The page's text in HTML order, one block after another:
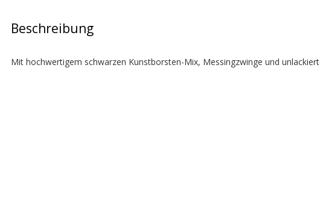
Beschreibung
Mit hochwertigem schwarzen Kunstborsten-Mix, Messingzwinge und